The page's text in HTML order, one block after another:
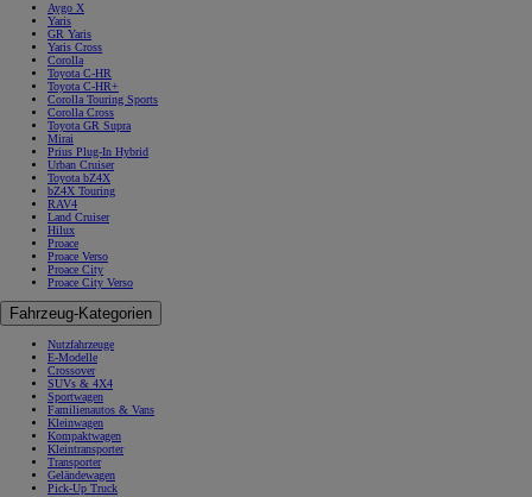
Aygo X
Yaris
GR Yaris
Yaris Cross
Corolla
Toyota C-HR
Toyota C-HR+
Corolla Touring Sports
Corolla Cross
Toyota GR Supra
Mirai
Prius Plug-In Hybrid
Urban Cruiser
Toyota bZ4X
bZ4X Touring
RAV4
Land Cruiser
Hilux
Proace
Proace Verso
Proace City
Proace City Verso
Fahrzeug-Kategorien
Nutzfahrzeuge
E-Modelle
Crossover
SUVs & 4X4
Sportwagen
Familienautos & Vans
Kleinwagen
Kompaktwagen
Kleintransporter
Transporter
Geländewagen
Pick-Up Truck